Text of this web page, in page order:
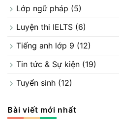
Lớp ngữ pháp (5)
Luyện thi IELTS (6)
Tiếng anh lớp 9 (12)
Tin tức & Sự kiện (19)
Tuyển sinh (12)
Bài viết mới nhất